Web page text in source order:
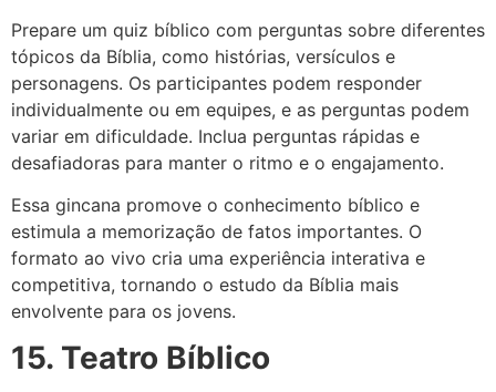
Prepare um quiz bíblico com perguntas sobre diferentes
tópicos da Bíblia, como histórias, versículos e
personagens. Os participantes podem responder
individualmente ou em equipes, e as perguntas podem
variar em dificuldade. Inclua perguntas rápidas e
desafiadoras para manter o ritmo e o engajamento.
Essa gincana promove o conhecimento bíblico e
estimula a memorização de fatos importantes. O
formato ao vivo cria uma experiência interativa e
competitiva, tornando o estudo da Bíblia mais
envolvente para os jovens.
15. Teatro Bíblico